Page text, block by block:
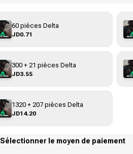
60 pièces Delta
JD0.71
300 + 21 pièces Delta
JD3.55
1320 + 207 pièces Delta
JD14.20
Sélectionner le moyen de paiement